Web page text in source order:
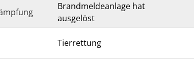
Brandmeldeanlage hat
ausgelöst
Tierrettung